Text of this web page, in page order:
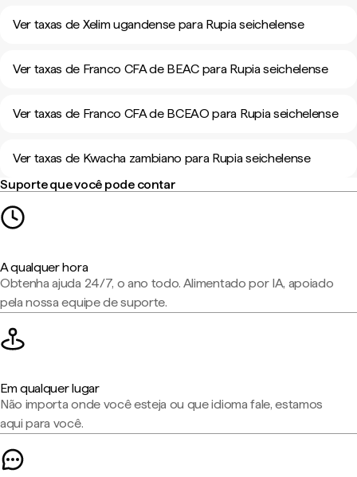
Ver taxas de Xelim ugandense para Rupia seichelense
Ver taxas de Franco CFA de BEAC para Rupia seichelense
Ver taxas de Franco CFA de BCEAO para Rupia seichelense
Ver taxas de Kwacha zambiano para Rupia seichelense
Suporte que você pode contar
A qualquer hora
Obtenha ajuda 24/7, o ano todo. Alimentado por IA, apoiado
pela nossa equipe de suporte.
Em qualquer lugar
Não importa onde você esteja ou que idioma fale, estamos
aqui para você.